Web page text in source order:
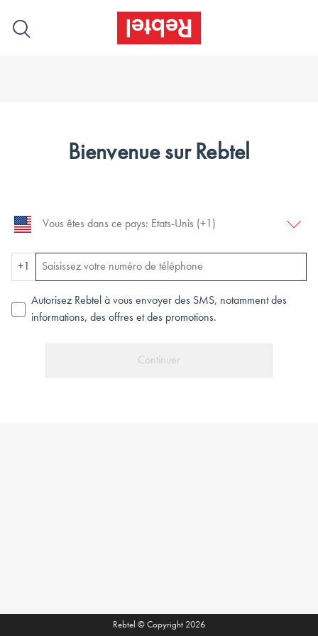
Bienvenue sur Rebtel
+1
Autorisez Rebtel à vous envoyer des SMS, notamment des
informations, des offres et des promotions.
Continuer
Rebtel © Copyright 2026